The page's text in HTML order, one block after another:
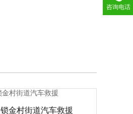
锁金村街道汽车救援
咨询电话